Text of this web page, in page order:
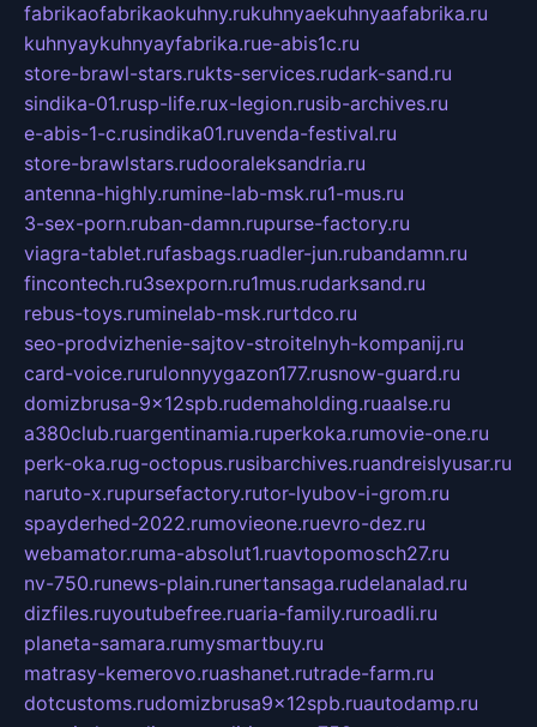
fabrikaofabrikaokuhny.rukuhnyaekuhnyaafabrika.ru
kuhnyaykuhnyayfabrika.rue-abis1c.ru
store-brawl-stars.rukts-services.rudark-sand.ru
sindika-01.rusp-life.rux-legion.rusib-archives.ru
e-abis-1-c.rusindika01.ruvenda-festival.ru
store-brawlstars.rudooraleksandria.ru
antenna-highly.rumine-lab-msk.ru1-mus.ru
3-sex-porn.ruban-damn.rupurse-factory.ru
viagra-tablet.rufasbags.ruadler-jun.rubandamn.ru
fincontech.ru3sexporn.ru1mus.rudarksand.ru
rebus-toys.ruminelab-msk.rurtdco.ru
seo-prodvizhenie-sajtov-stroitelnyh-kompanij.ru
card-voice.rurulonnyygazon177.rusnow-guard.ru
domizbrusa-9x12spb.rudemaholding.ruaalse.ru
a380club.ruargentinamia.ruperkoka.rumovie-one.ru
perk-oka.rug-octopus.rusibarchives.ruandreislyusar.ru
naruto-x.rupursefactory.rutor-lyubov-i-grom.ru
spayderhed-2022.rumovieone.ruevro-dez.ru
webamator.ruma-absolut1.ruavtopomosch27.ru
nv-750.runews-plain.runertansaga.rudelanalad.ru
dizfiles.ruyoutubefree.ruaria-family.ruroadli.ru
planeta-samara.rumysmartbuy.ru
matrasy-kemerovo.ruashanet.rutrade-farm.ru
dotcustoms.rudomizbrusa9x12spb.ruautodamp.ru